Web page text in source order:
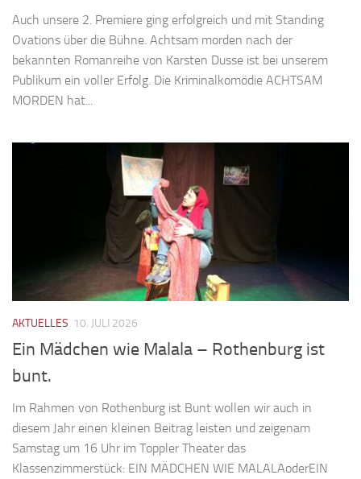
Auch unsere 2. Premiere ging erfolgreich und mit Standing
Ovations über die Bühne. Achtsam morden nach der
bekannten Romanreihe von Karsten Dusse ist bei unserem
Publikum ein voller Erfolg. Die Kriminalkomödie ACHTSAM
MORDEN hat...
AKTUELLES 10. JULI 2026
Ein Mädchen wie Malala – Rothenburg ist
bunt.
Im Rahmen von Rothenburg ist Bunt wollen wir auch in
diesem Jahr einen kleinen Beitrag leisten und zeigenam
Samstag um 16 Uhr im Toppler Theater das
Klassenzimmerstück: EIN MÄDCHEN WIE MALALAoderEIN